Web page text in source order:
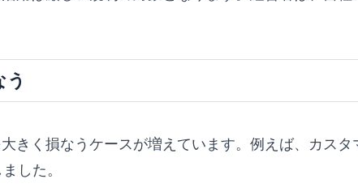
きく損なうケースが増えています。例えば、カス
した。